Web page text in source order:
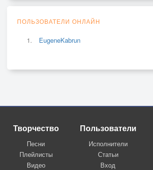
ПОЛЬЗОВАТЕЛИ ОНЛАЙН
EugeneKabrun
Творчество
Песни
Плейлисты
Видео
Пользователи
Исполнители
Статьи
Вход